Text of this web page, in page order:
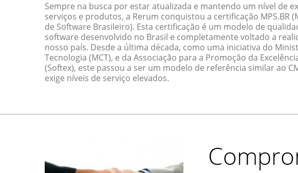
Sempre na busca por estar atualizada e mantendo um nível de
serviços e produtos, a Rerum conquistou a certificação MPS.BR
de Software Brasileiro). Esta certificação é um modelo de
software desenvolvido no Brasil e completamente voltado a
nosso país. Desde a última década, como uma iniciativa do
Tecnologia (MCT), e da Associação para a Promoção da
(Softex), este passou a ser um modelo de referência similar ao
exige níveis de serviço elevados.